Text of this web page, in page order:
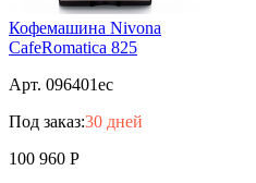
Кофемашина Nivona
CafeRomatica 825
Арт. 096401ec
Под заказ:30 дней
100 960 Р